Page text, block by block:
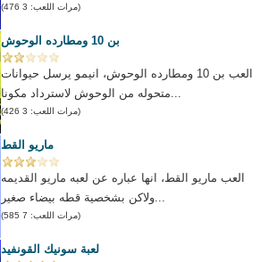
(مرات اللعب: 3 476)
بن 10 ومطارده الوحوش
العب بن 10 ومطارده الوحوش، انيمو يرسل حيوانات
(مرات اللعب: 3 426)
ماريو القط
العب ماريو القط، انها عباره عن لعبه ماريو القديمه
(مرات اللعب: 7 585)
لعبة سونيك القونفيد